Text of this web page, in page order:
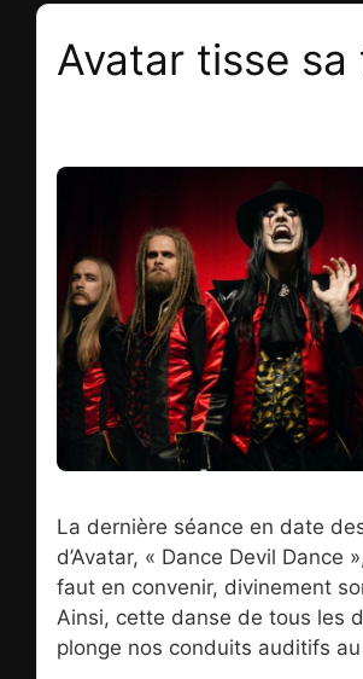
consécration et des albums
aujourd’hui encore, à la 14.124e
Genesis sous l’ère Hackett, a
cinquante bougies, LE
s’est lancé dans une tournée
qui passera par La Seine
Boulogne-Billancourt le 19
sera l’occasion de distiller,
live, les plus de 23 minutes du
Supper’s Ready, véritable
musicale, quintessence du
agendas !
Avatar tisse sa
La dernière séance en date
d’Avatar, « Dance Devil Dance
faut en convenir, divinement
Ainsi, cette danse de tous les
plonge nos conduits auditifs